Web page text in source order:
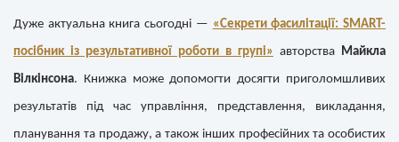
Дуже актуальна книга сьогодні — «Секрети фасилітації: SMART-
посібник із результативної роботи в групі» авторства Майкла
Вілкінсона. Книжка може допомогти досягти приголомшливих
результатів під час управління, представлення, викладання,
планування та продажу, а також інших професійних та особистих